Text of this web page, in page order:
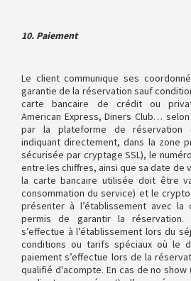
10. Paiement
Le client communique ses
garantie de la réservation sauf
carte bancaire de crédit ou
American Express, Diners Club…
par la plateforme de réservation
indiquant directement, dans la zone
sécurisée par cryptage SSL), le
entre les chiffres, ainsi que sa date de
la carte bancaire utilisée doit être
consommation du service) et le
présenter à l’établissement avec la
permis de garantir la
s’effectue à l’établissement lors du
conditions ou tarifs spéciaux où le
paiement s’effectue lors de la
qualifié d'acompte. En cas de no show